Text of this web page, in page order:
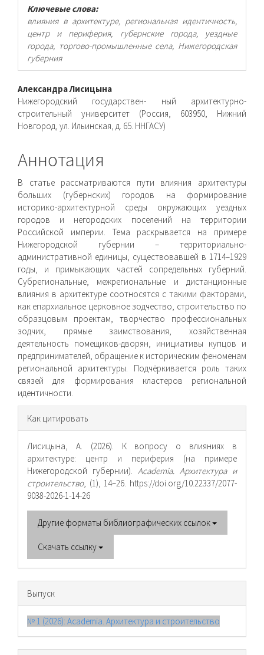
Ключевые слова:
влияния в архитектуре, региональная идентичность,
центр и периферия, губернские города, уездные
города, торгово-промышленные села, Нижегородская
губерния
Основное
содержимое
статьи
Александра Лисицына
Нижегородский государствен- ный архитектурно-
строительный университет (Россия, 603950, Нижний
Новгород, ул. Ильинская, д. 65. ННГАСУ)
Аннотация
В статье рассматриваются пути влияния архитектуры
больших (губернских) городов на формирование
историко-архитектурной среды окружающих уездных
городов и негородских поселений на территории
Российской империи. Тема раскрывается на примере
Нижегородской губернии – территориально-
административной единицы, существовавшей в 1714–1929
годы, и примыкающих частей сопредельных губерний.
Субрегиональные, межрегиональные и дистанционные
влияния в архитектуре соотносятся с такими факторами,
как епархиальное церковное зодчество, строительство по
образцовым проектам, творчество профессиональных
зодчих, прямые заимствования, хозяйственная
деятельность помещиков-дворян, инициативы купцов и
предпринимателей, обращение к историческим феноменам
региональной архитектуры. Подчёркивается роль таких
связей для формирования кластеров региональной
идентичности.
Информация
о статье
Как цитировать
Лисицына, А. (2026). К вопросу о влияниях в
архитектуре: центр и периферия (на примере
Нижегородской губернии). Academia. Архитектура и
строительство, (1), 14–26. https://doi.org/10.22337/2077-
9038-2026-1-14-26
Другие форматы библиографических ссылок
Скачать ссылку
Выпуск
№ 1 (2026): Academia. Архитектура и строительство